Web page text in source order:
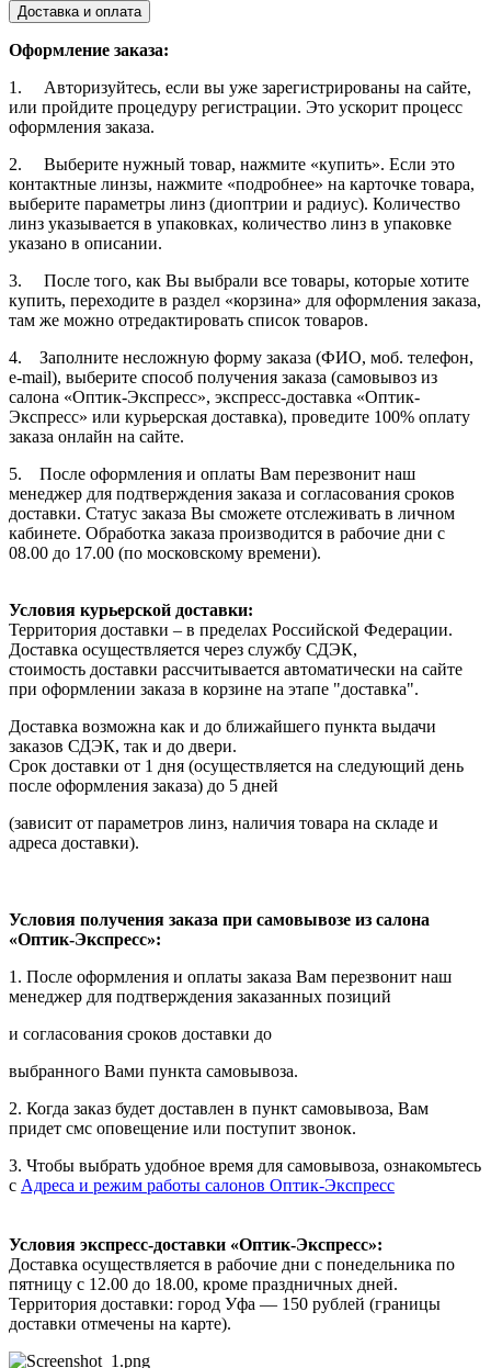
Доставка и оплата
Оформление заказа:
1. Авторизуйтесь, если вы уже зарегистрированы на сайте,
или пройдите процедуру регистрации. Это ускорит процесс
оформления заказа.
2. Выберите нужный товар, нажмите «купить». Если это
контактные линзы, нажмите «подробнее» на карточке товара,
выберите параметры линз (диоптрии и радиус). Количество
линз указывается в упаковках, количество линз в упаковке
указано в описании.
3. После того, как Вы выбрали все товары, которые хотите
купить, переходите в раздел «корзина» для оформления заказа,
там же можно отредактировать список товаров.
4. Заполните несложную форму заказа (ФИО, моб. телефон,
e-mail), выберите способ получения заказа (самовывоз из
салона «Оптик-Экспресс», экспресс-доставка «Оптик-
Экспресс» или курьерская доставка), проведите 100% оплату
заказа онлайн на сайте.
5. После оформления и оплаты Вам перезвонит наш
менеджер для подтверждения заказа и согласования сроков
доставки. Статус заказа Вы сможете отслеживать в личном
кабинете. Обработка заказа производится в рабочие дни с
08.00 до 17.00 (по московскому времени).
Условия курьерской доставки:
Территория доставки – в пределах Российской Федерации.
Доставка осуществляется через службу СДЭК,
стоимость доставки рассчитывается автоматически на сайте
при оформлении заказа в корзине на этапе "доставка".
Доставка возможна как и до ближайшего пункта выдачи
заказов СДЭК, так и до двери.
Срок доставки от 1 дня (осуществляется на следующий день
после оформления заказа) до 5 дней
(зависит от параметров линз, наличия товара на складе и
адреса доставки).
Условия получения заказа при самовывозе из салона
«Оптик-Экспресс»:
1. После оформления и оплаты заказа Вам перезвонит наш
менеджер для подтверждения заказанных позиций
и согласования сроков доставки до
выбранного Вами пункта самовывоза.
2. Когда заказ будет доставлен в пункт самовывоза, Вам
придет смс оповещение или поступит звонок.
3. Чтобы выбрать удобное время для самовывоза, ознакомьтесь
с Адреса и режим работы салонов Оптик-Экспресс
Условия экспресс-доставки «Оптик-Экспресс»:
Доставка осуществляется в рабочие дни с понедельника по
пятницу с 12.00 до 18.00, кроме праздничных дней.
Территория доставки: город Уфа — 150 рублей (границы
доставки отмечены на карте).